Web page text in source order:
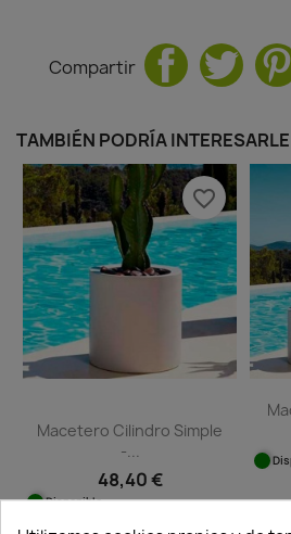
Compartir
TAMBIÉN PODRÍA INTERESARLE
Macetero Cilindro Simple
-...
48,40 €
Disponible
favorite_border